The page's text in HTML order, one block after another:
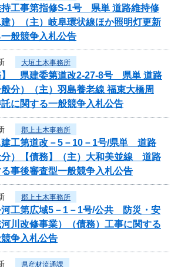
持工事第指修S-1号 県単 道路維持修
）（主）岐阜環状線ほか照明灯更新
般競争入札公告
大垣土木事務所
】 県建委第道改2-27-8号 県単 道路
分）（主）羽島養老線 福束大橋周
に関する一般競争入札公告
郡上土木事務所
建工第道改－5－10－1号/県単 道路
分）【債務】（主）大和美並線 道路
事後審査型一般競争入札公告
郡上土木事務所
河工第広域5－1－1号/公共 防災・安
川改修事業）（債務）工事に関する
争入札公告
県産材流通課